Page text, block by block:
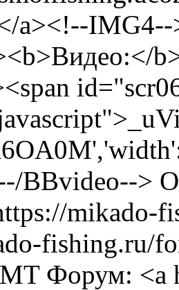
a><!--IMG4--
BBvideo-->
mikado-
fishing.ru/
Форум: <a